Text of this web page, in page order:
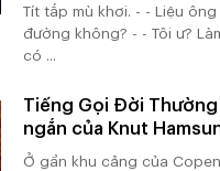
Tít tắp mù khơi. - - Liệu
đường không? - - Tôi ư?
có ...
Tiếng Gọi Đời Thường
ngắn của Knut
Ở gần khu cảng của